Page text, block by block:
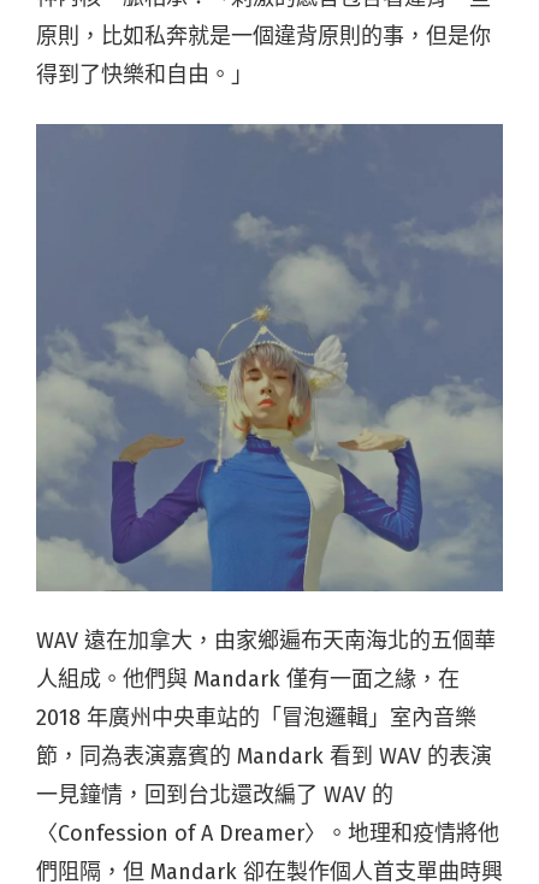
原則，比如私奔就是一個違背原則的事，但是你
得到了快樂和自由。」
WAV 遠在加拿大，由家鄉遍布天南海北的五個華
人組成。他們與 Mandark 僅有一面之緣，在
2018 年廣州中央車站的「冒泡邏輯」室內音樂
節，同為表演嘉賓的 Mandark 看到 WAV 的表演
一見鐘情，回到台北還改編了 WAV 的
〈Confession of A Dreamer〉。地理和疫情將他
們阻隔，但 Mandark 卻在製作個人首支單曲時興